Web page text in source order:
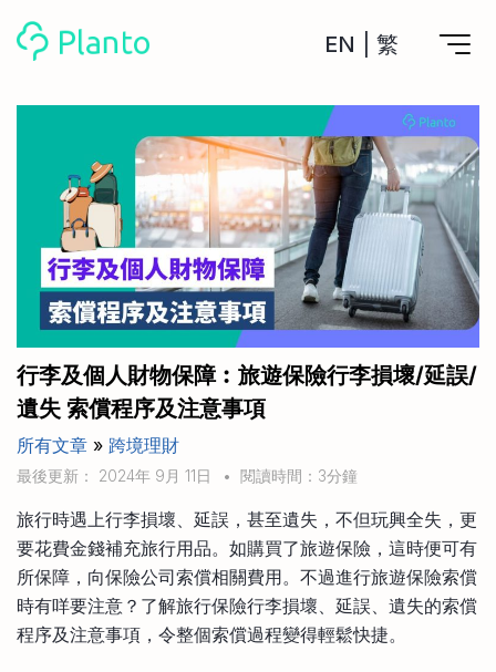
EN 繁
計劃買樓
計劃買樓第一步
全功能記賬
管理及分析所有戶口
管理MPF戶口
一次過管理所有強積金戶口
申請清卡數/私人貸款
CreFIT x Planto推廣優惠
私人貸款
年利率/APR/年息比較
投資戶口 (美股)
比較最抵美股投資戶口
投資戶口 (港股)
比較最抵港股投資戶口
投資加密貨幣
比較最抵Crypto交易所
月供股票計劃
比較最抵月供計劃戶口
比較定存利率
信用卡
比較各種最優惠信用卡
關於我們
Academy
Marketplace
其他網站
手機App與理財資訊
商業解決方案
行李及個人財物保障︰旅遊保險行李損壞/延誤/
遺失 索償程序及注意事項
所有文章 » 跨境理財
最後更新： 2024年 9月 11日 • 閱讀時間：3分鐘
旅行時遇上行李損壞、延誤，甚至遺失，不但玩興全失，更
要花費金錢補充旅行用品。如購買了旅遊保險，這時便可有
所保障，向保險公司索償相關費用。不過進行旅遊保險索償
時有咩要注意？了解旅行保險行李損壞、延誤、遺失的索償
程序及注意事項，令整個索償過程變得輕鬆快捷。